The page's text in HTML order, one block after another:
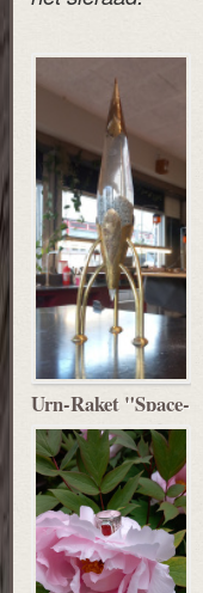
Urn-Raket "Space-
X"
Sierobject: Raket - Urn
“Spacex”